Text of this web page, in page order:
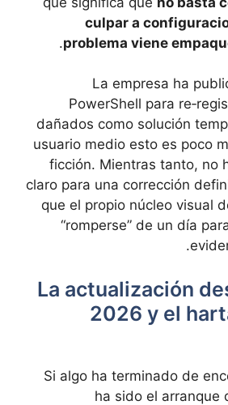
culpar a
problema viene
.
La empresa ha
PowerShell para
dañados como solución
usuario medio esto es poco
ficción. Mientras tanto, no
claro para una corrección
que el propio núcleo visual
“romperse” de un día
La actualización
2026 y el
Si algo ha terminado de
ha sido el arranque